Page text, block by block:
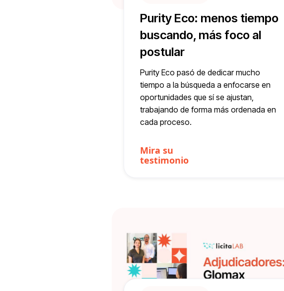
Purity Eco: menos tiempo
buscando, más foco al
postular
Purity Eco pasó de dedicar mucho
tiempo a la búsqueda a enfocarse en
oportunidades que sí se ajustan,
trabajando de forma más ordenada en
cada proceso.
Mira su
testimonio